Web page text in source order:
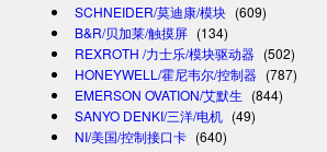
SCHNEIDER/莫迪康/模块 (609)
B&R/贝加莱/触摸屏 (134)
REXROTH /力士乐/模块驱动器 (502)
HONEYWELL/霍尼韦尔/控制器 (787)
EMERSON OVATION/艾默生 (844)
SANYO DENKI/三洋/电机 (49)
NI/美国/控制接口卡 (640)